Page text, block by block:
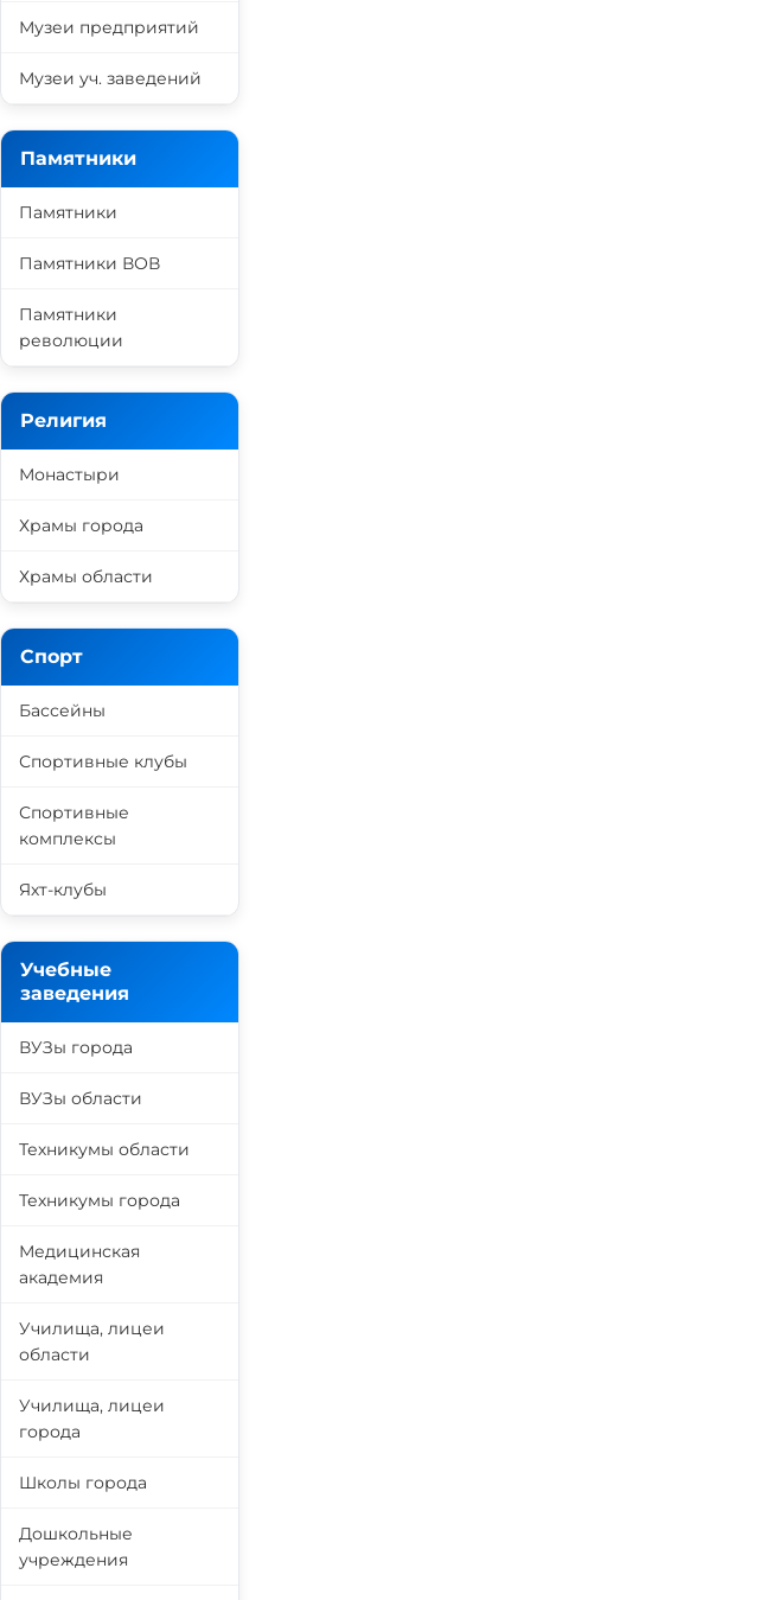
Музеи предприятий
Музеи уч. заведений
Памятники
Памятники
Памятники ВОВ
Памятники
революции
Религия
Монастыри
Храмы города
Храмы области
Спорт
Бассейны
Спортивные клубы
Спортивные
комплексы
Яхт-клубы
Учебные
заведения
ВУЗы города
ВУЗы области
Техникумы области
Техникумы города
Медицинская
академия
Училища, лицеи
области
Училища, лицеи
города
Школы города
Дошкольные
учреждения